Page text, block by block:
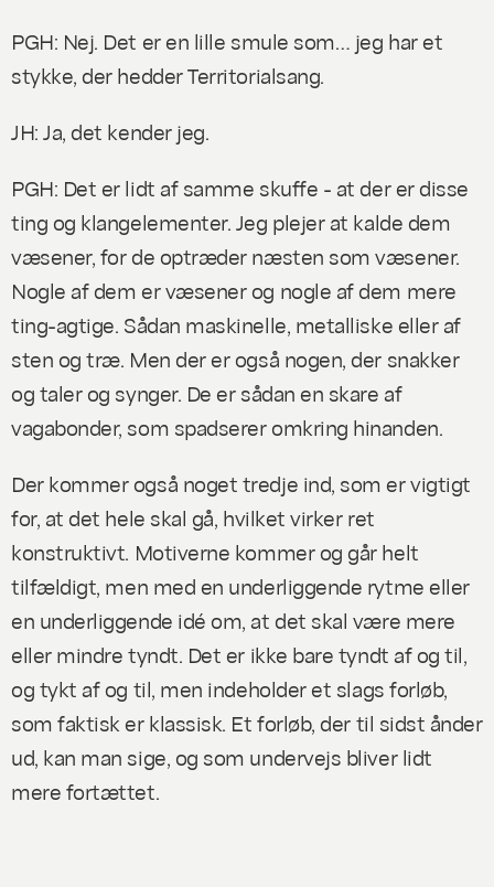
PGH: Nej. Det er en lille smule som… jeg har et
stykke, der hedder Territorialsang.
JH: Ja, det kender jeg.
PGH: Det er lidt af samme skuffe - at der er disse
ting og klangelementer. Jeg plejer at kalde dem
væsener, for de optræder næsten som væsener.
Nogle af dem er væsener og nogle af dem mere
ting-agtige. Sådan maskinelle, metalliske eller af
sten og træ. Men der er også nogen, der snakker
og taler og synger. De er sådan en skare af
vagabonder, som spadserer omkring hinanden.
Der kommer også noget tredje ind, som er vigtigt
for, at det hele skal gå, hvilket virker ret
konstruktivt. Motiverne kommer og går helt
tilfældigt, men med en underliggende rytme eller
en underliggende idé om, at det skal være mere
eller mindre tyndt. Det er ikke bare tyndt af og til,
og tykt af og til, men indeholder et slags forløb,
som faktisk er klassisk. Et forløb, der til sidst ånder
ud, kan man sige, og som undervejs bliver lidt
mere fortættet.